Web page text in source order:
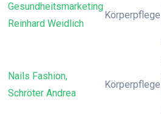
Gesundheitsmarketing
Reinhard Weidlich
Körperpflege
Nails Fashion,
Schröter Andrea
Körperpflege